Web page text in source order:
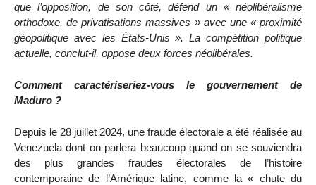
que l’opposition, de son côté, défend un « néolibéralisme
orthodoxe, de privatisations massives » avec une « proximité
géopolitique avec les États-Unis ». La compétition politique
actuelle, conclut-il, oppose deux forces néolibérales.
Comment caractériseriez-vous le gouvernement de
Maduro ?
Depuis le 28 juillet 2024, une fraude électorale a été réalisée au
Venezuela dont on parlera beaucoup quand on se souviendra
des plus grandes fraudes électorales de l’histoire
contemporaine de l’Amérique latine, comme la « chute du